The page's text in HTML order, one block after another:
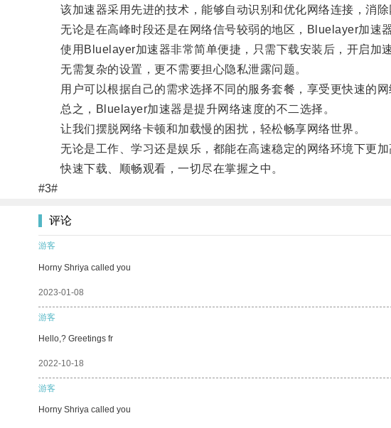
该加速器采用先进的技术，能够自动识别和优化网络连接，消除
无论是在高峰时段还是在网络信号较弱的地区，Bluelayer加速器
使用Bluelayer加速器非常简单便捷，只需下载安装后，开启加速
无需复杂的设置，更不需要担心隐私泄露问题。
用户可以根据自己的需求选择不同的服务套餐，享受更快速的网
总之，Bluelayer加速器是提升网络速度的不二选择。
让我们摆脱网络卡顿和加载慢的困扰，轻松畅享网络世界。
无论是工作、学习还是娱乐，都能在高速稳定的网络环境下更加
快速下载、顺畅观看，一切尽在掌握之中。
#3#
评论
游客
Horny Shriya called you
2023-01-08
游客
Hello,? Greetings fr
2022-10-18
游客
Horny Shriya called you